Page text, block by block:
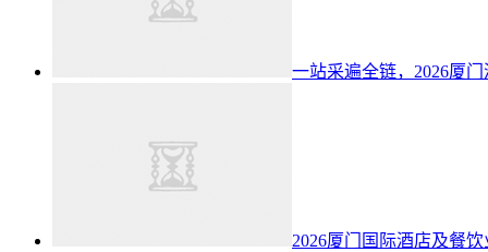
一站采遍全链，2026厦
2026厦门国际酒店及餐